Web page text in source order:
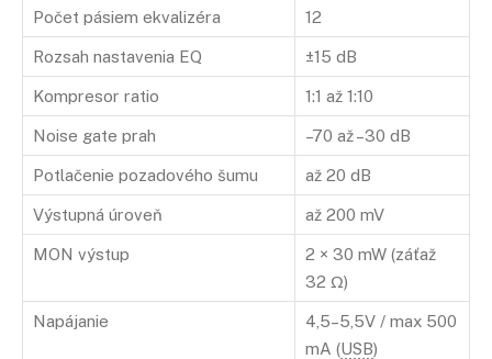
Počet pásiem ekvalizéra 12
Rozsah nastavenia EQ ±15 dB
Kompresor ratio 1:1 až 1:10
Noise gate prah –70 až –30 dB
Potlačenie pozadového šumu až 20 dB
Výstupná úroveň až 200 mV
MON výstup
2 × 30 mW (záťaž
32 Ω)
Napájanie
4,5–5,5V / max 500
mA (USB)